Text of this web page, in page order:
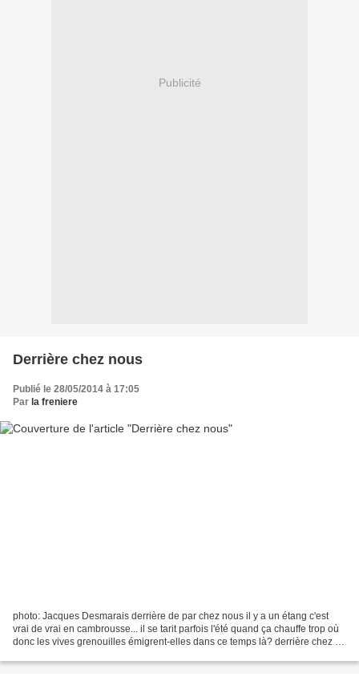
Publicité
Derrière chez nous
Publié le 28/05/2014 à 17:05
Par la freniere
photo: Jacques Desmarais derrière de par chez nous il y a un étang c'est
vrai de vrai en cambrousse... il se tarit parfois l'été quand ça chauffe trop où
donc les vives grenouilles émigrent-elles dans ce temps là? derrière chez là